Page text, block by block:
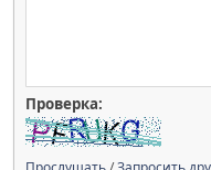
Проверка: